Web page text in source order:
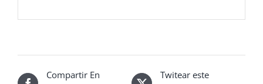
Compartir En
Twitear este